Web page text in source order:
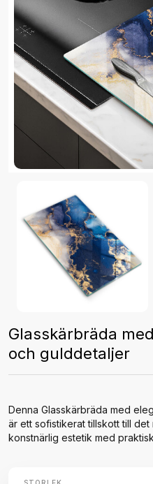
Glasskärbräda
och gulddetaljer
Denna Glasskärbräda med
är ett sofistikerat tillskott till
konstnärlig estetik med